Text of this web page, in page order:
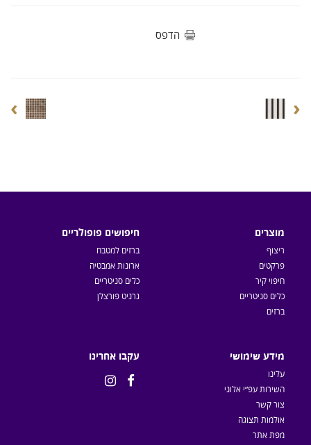
הדפס
‹
›
מוצרים
ריצוף
פרקטים
חיפוי קיר
כלים סניטריים
ברזים
חיפושים פופולריים
ברזים למטבח
ארונות אמבטיה
כלים סניטריים
גרניט פורצלן
מידע שימושי
עלינו
השירות עפ״י אלוני
צור קשר
אולמות תצוגה
מפת אתר
עקבו אחרינו

